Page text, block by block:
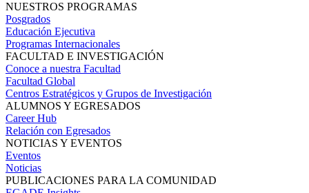
NUESTROS PROGRAMAS
Posgrados
Educación Ejecutiva
Programas Internacionales
FACULTAD E INVESTIGACIÓN
Conoce a nuestra Facultad
Facultad Global
Centros Estratégicos y Grupos de Investigación
ALUMNOS Y EGRESADOS
Career Hub
Relación con Egresados
NOTICIAS Y EVENTOS
Eventos
Noticias
PUBLICACIONES PARA LA COMUNIDAD